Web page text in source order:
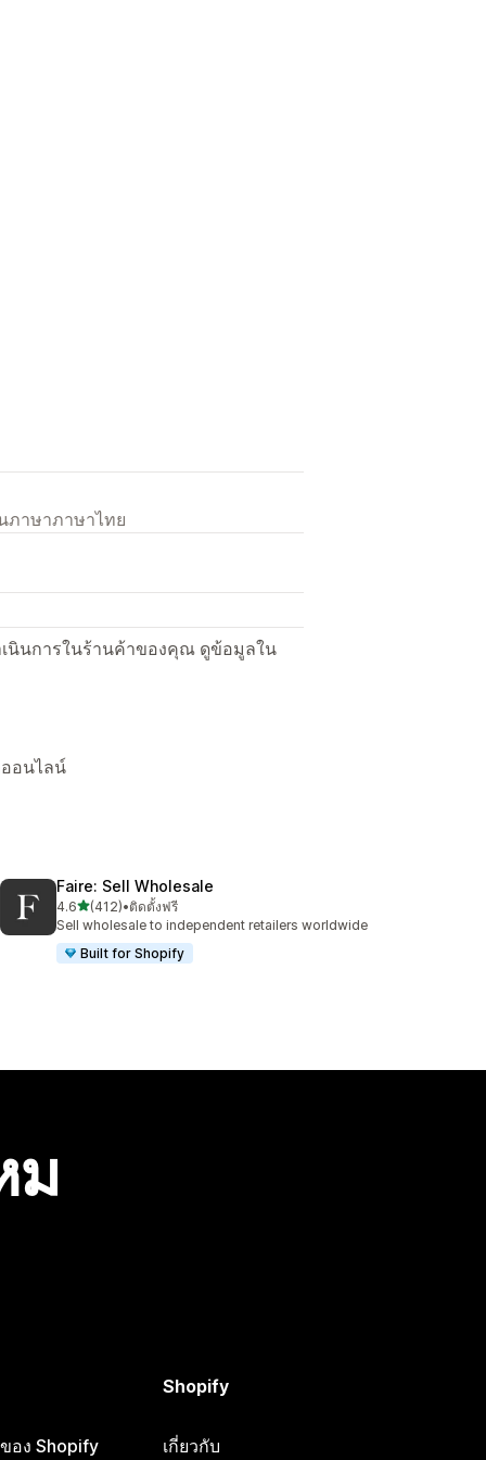
ภาษาภาษาไทย
นินการในร้านค้าของคุณ ดูข้อมูลใน
อนไลน์
Faire: Sell Wholesale
4.6เต็ม 5 ดาว
(412)
ทั้งหมด 412 รีวิว
•ติดตั้งฟรี
Sell wholesale to independent retailers worldwide
Built for Shopify
ม
อง Shopify
Shopify
เกี่ยวกับ